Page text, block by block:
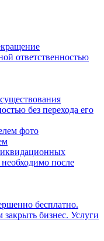
ответственностью
без перехода его
после
бесплатно.
бизнес. Услуги